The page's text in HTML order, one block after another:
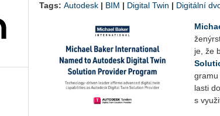
Tags: Autodesk | BIM | Digital Twin | Digitální
je, že
las­ti
s